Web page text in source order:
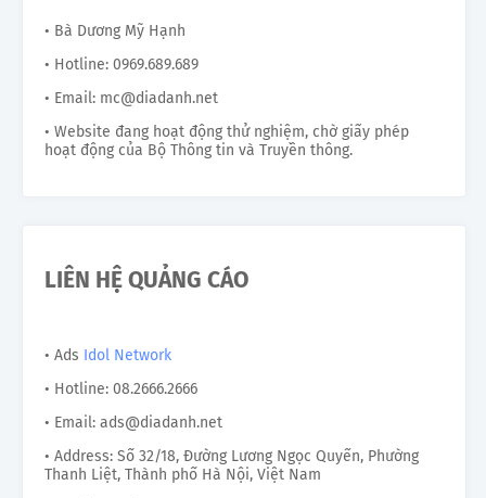
• Bà Dương Mỹ Hạnh
• Hotline: 0969.689.689
• Email: mc@diadanh.net
• Website đang hoạt động thử nghiệm, chờ giấy phép
hoạt động của Bộ Thông tin và Truyền thông.
LIÊN HỆ QUẢNG CÁO
• Ads Idol Network
• Hotline: 08.2666.2666
• Email: ads@diadanh.net
• Address: Số 32/18, Đường Lương Ngọc Quyến, Phường
Thanh Liệt, Thành phố Hà Nội, Việt Nam